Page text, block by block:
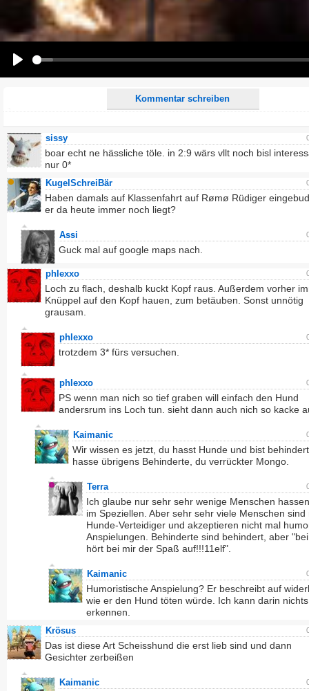
Kommentar schreiben
Alle HTML-Tags außer <br>, <strike> und <i> werden aus Deinem Kommentar entfernt.
URLs werden automatisch umgewandelt. Bitte verwende "www." oder "http://" in URLs
Ich möchte eine E-Mail, wenn auf dieser Seite weitere Kommentare erscheinen.
sissy
boar echt ne hässliche töle. in 2:9 wärs vllt noch bisl
nur 0*
KugelSchreiBär
Haben damals auf Klassenfahrt auf Rømø Rüdiger
er da heute immer noch liegt?
Assi
Guck mal auf google maps nach.
phlexxo
Loch zu flach, deshalb kuckt Kopf raus. Außerdem vorher
Knüppel auf den Kopf hauen, zum betäuben. Sonst unnötig
grausam.
phlexxo
trotzdem 3* fürs versuchen.
phlexxo
PS wenn man nich so tief graben will einfach den Hund
andersrum ins Loch tun. sieht dann auch nich so kacke
Kaimanic
Wir wissen es jetzt, du hasst Hunde und bist
hasse übrigens Behinderte, du verrückter Mongo.
Terra
Ich glaube nur sehr sehr wenige Menschen
im Speziellen. Aber sehr sehr viele Menschen sind
Hunde-Verteidiger und akzeptieren nicht mal
Anspielungen. Behinderte sind behindert, aber
hört bei mir der Spaß auf!!!11elf".
Kaimanic
Humoristische Anspielung? Er beschreibt auf
wie er den Hund töten würde. Ich kann darin
erkennen.
Krösus
Das ist diese Art Scheisshund die erst lieb sind und dann
Gesichter zerbeißen
Kaimanic